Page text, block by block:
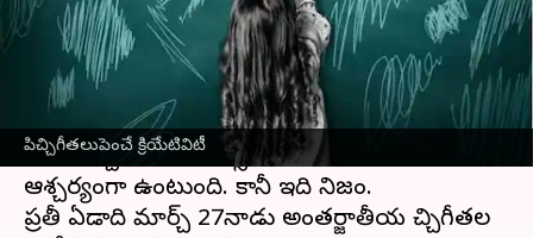
పిచ్చిగీతలుపెంచే క్రియేటివిటీ
వ్రాసిన వారు Sriram Pranateja Mar 27, 2023 11:12 am
ఈ వార్తాకథనం ఏంటి
పిచ్చిగీతలతో క్రియేటివిటీ ఏంటని ఆశ్చర్యపోతున్నారా?
అసలు పిచ్చి గీతల దినోత్సవం ఏంటని కూడా
ఆశ్చర్యంగా ఉంటుంది. కానీ ఇది నిజం.
ప్రతీ ఏడాది మార్చ్ 27నాడు అంతర్జాతీయ పిచ్చిగీతల